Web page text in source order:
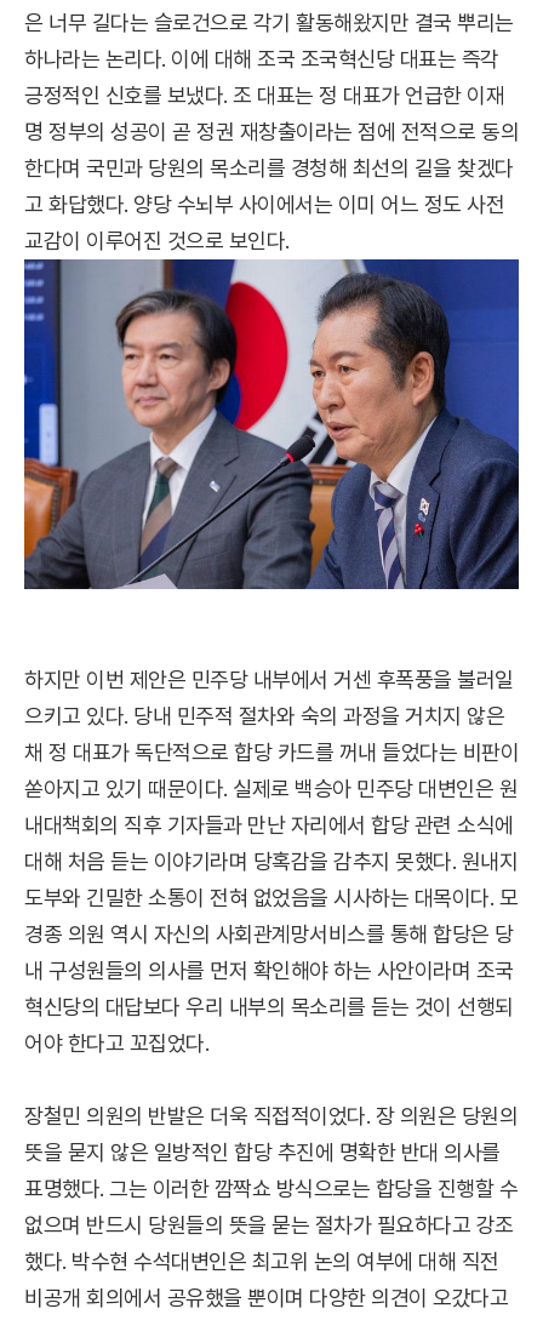
은 너무 길다는 슬로건으로 각기 활동해왔지만 결국 뿌리는
하나라는 논리다. 이에 대해 조국 조국혁신당 대표는 즉각
긍정적인 신호를 보냈다. 조 대표는 정 대표가 언급한 이재
명 정부의 성공이 곧 정권 재창출이라는 점에 전적으로 동의
한다며 국민과 당원의 목소리를 경청해 최선의 길을 찾겠다
고 화답했다. 양당 수뇌부 사이에서는 이미 어느 정도 사전
교감이 이루어진 것으로 보인다.
하지만 이번 제안은 민주당 내부에서 거센 후폭풍을 불러일
으키고 있다. 당내 민주적 절차와 숙의 과정을 거치지 않은
채 정 대표가 독단적으로 합당 카드를 꺼내 들었다는 비판이
쏟아지고 있기 때문이다. 실제로 백승아 민주당 대변인은 원
내대책회의 직후 기자들과 만난 자리에서 합당 관련 소식에
대해 처음 듣는 이야기라며 당혹감을 감추지 못했다. 원내지
도부와 긴밀한 소통이 전혀 없었음을 시사하는 대목이다. 모
경종 의원 역시 자신의 사회관계망서비스를 통해 합당은 당
내 구성원들의 의사를 먼저 확인해야 하는 사안이라며 조국
혁신당의 대답보다 우리 내부의 목소리를 듣는 것이 선행되
어야 한다고 꼬집었다.
장철민 의원의 반발은 더욱 직접적이었다. 장 의원은 당원의
뜻을 묻지 않은 일방적인 합당 추진에 명확한 반대 의사를
표명했다. 그는 이러한 깜짝쇼 방식으로는 합당을 진행할 수
없으며 반드시 당원들의 뜻을 묻는 절차가 필요하다고 강조
했다. 박수현 수석대변인은 최고위 논의 여부에 대해 직전
비공개 회의에서 공유했을 뿐이며 다양한 의견이 오갔다고